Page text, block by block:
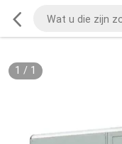
1 / 1